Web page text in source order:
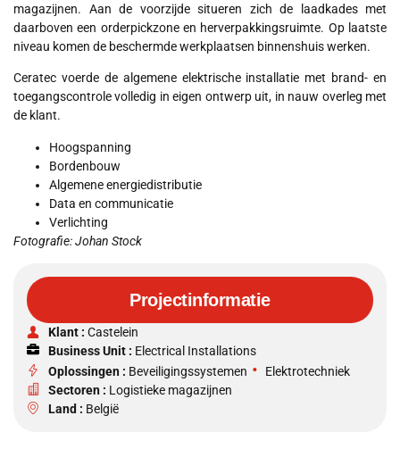
magazijnen. Aan de voorzijde situeren zich de laadkades met
daarboven een orderpickzone en herverpakkingsruimte. Op laatste
niveau komen de beschermde werkplaatsen binnenshuis werken.
Ceratec voerde de algemene elektrische installatie met brand- en
toegangscontrole volledig in eigen ontwerp uit, in nauw overleg met
de klant.
Hoogspanning
Bordenbouw
Algemene energiedistributie
Data en communicatie
Verlichting
Fotografie: Johan Stock
Projectinformatie
Klant : Castelein
Business Unit : Electrical Installations
Oplossingen : Beveiligingssystemen •
Elektrotechniek
Sectoren : Logistieke magazijnen
Land : België